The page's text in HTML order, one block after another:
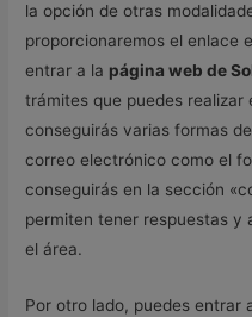
la opción de otras
proporcionaremos el enlace
entrar a la página web de
trámites que puedes realizar
conseguirás varias formas
correo electrónico como el
conseguirás en la sección
permiten tener respuestas y
el área.
Por otro lado, puedes entrar